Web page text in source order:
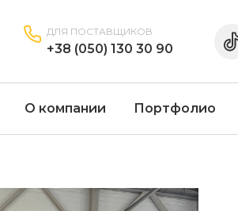
ДЛЯ ПОСТАВЩИКОВ
+38 (050) 130 30 90
О компании Портфолио